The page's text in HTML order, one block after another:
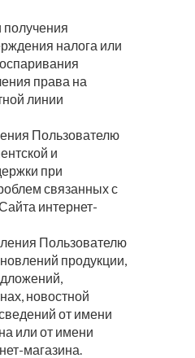
получения
налога или
права на
линии
Пользователю
и
при
связанных с
интернет-
Пользователю
продукции,
новостной
от имени
или от имени
магазина.